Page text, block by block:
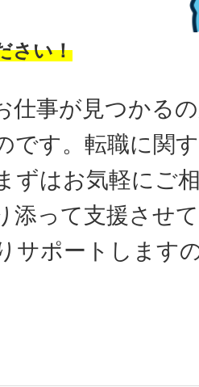
さい！
仕事が見つかる
です。転職に関
ずはお気軽にご
添って支援させ
サポートします